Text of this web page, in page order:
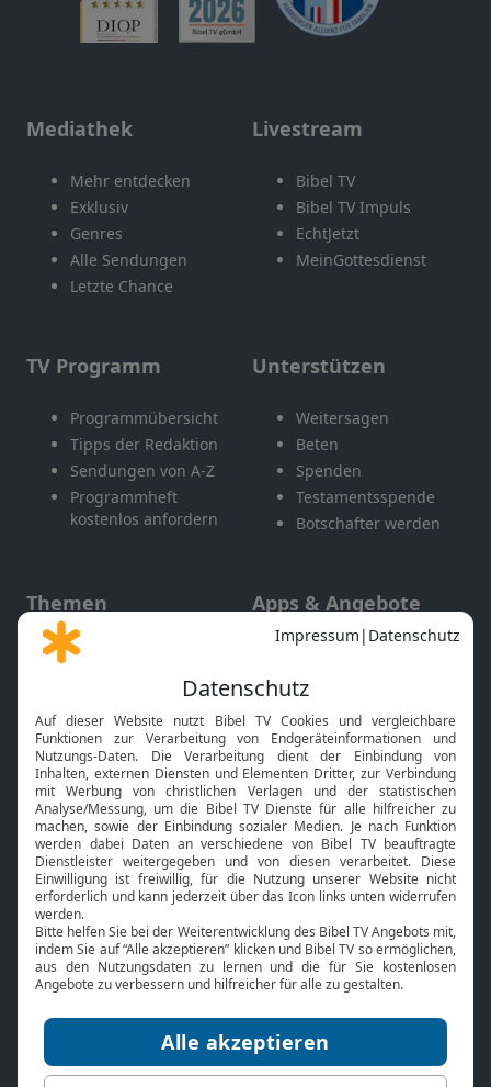
Mediathek
Mehr entdecken
Exklusiv
Genres
Alle Sendungen
Letzte Chance
Livestream
Bibel TV
Bibel TV Impuls
EchtJetzt
MeinGottesdienst
TV Programm
Programmübersicht
Tipps der Redaktion
Sendungen von A-Z
Programmheft
kostenlos anfordern
Unterstützen
Weitersagen
Beten
Spenden
Testamentsspende
Botschafter werden
Themen
Gott und Bibel erklärt
Neuigkeiten
Apps & Angebote
Mobile App
Smart TV
HbbTV
Bibelthek Online-Bibel
Nächster Gottesdienst
Bibel TV
Über uns
Jobs
Mediadaten
Service
Kontakt
TV-Empfang